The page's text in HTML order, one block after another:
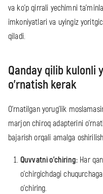
va ko'p qirrali yechimni
imkoniyatlari va uyingiz
qiladi.
Qanday qilib kulonli
o'rnatish kerak
O'rnatilgan yorug'lik
marjon chiroq adapterini
bajarish orqali amalga
Quvvatni o'chiring: Har
o'chirgichdagi
o'chiring.